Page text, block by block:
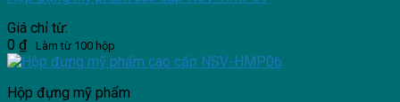
Giá chỉ từ:
0 ₫ Làm từ 100 hộp
Hộp đựng mỹ phẩm